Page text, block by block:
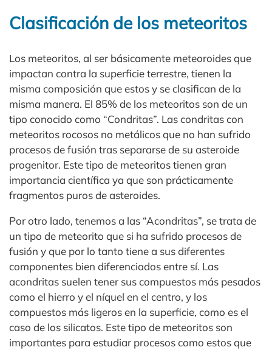
Clasificación de los meteoritos
Los meteoritos, al ser básicamente meteoroides que
impactan contra la superficie terrestre, tienen la
misma composición que estos y se clasifican de la
misma manera. El 85% de los meteoritos son de un
tipo conocido como “Condritas”. Las condritas con
meteoritos rocosos no metálicos que no han sufrido
procesos de fusión tras separarse de su asteroide
progenitor. Este tipo de meteoritos tienen gran
importancia científica ya que son prácticamente
fragmentos puros de asteroides.
Por otro lado, tenemos a las “Acondritas”, se trata de
un tipo de meteorito que si ha sufrido procesos de
fusión y que por lo tanto tiene a sus diferentes
componentes bien diferenciados entre sí. Las
acondritas suelen tener sus compuestos más pesados
como el hierro y el níquel en el centro, y los
compuestos más ligeros en la superficie, como es el
caso de los silicatos. Este tipo de meteoritos son
importantes para estudiar procesos como estos que